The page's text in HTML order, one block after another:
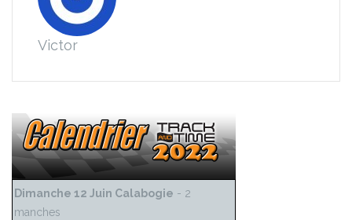
Victor
Dimanche 12 Juin Calabogie - 2
manches